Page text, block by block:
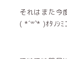
それはまた今
( *´꒳`* )ｵﾀﾉｼﾐ